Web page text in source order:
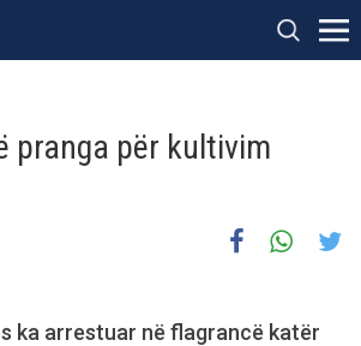
pranga për kultivim
ka arrestuar në flagrancë katër